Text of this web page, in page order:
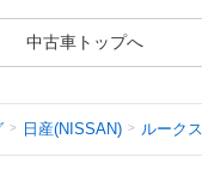
中古車トップへ
日産(NISSAN) ルークス